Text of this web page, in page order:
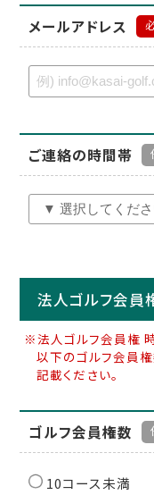
メールアドレス
ご連絡の時間帯
法人ゴルフ会員
※法人ゴルフ会員権
以下のゴルフ会員
記載ください。
ゴルフ会員権数
10コース未満